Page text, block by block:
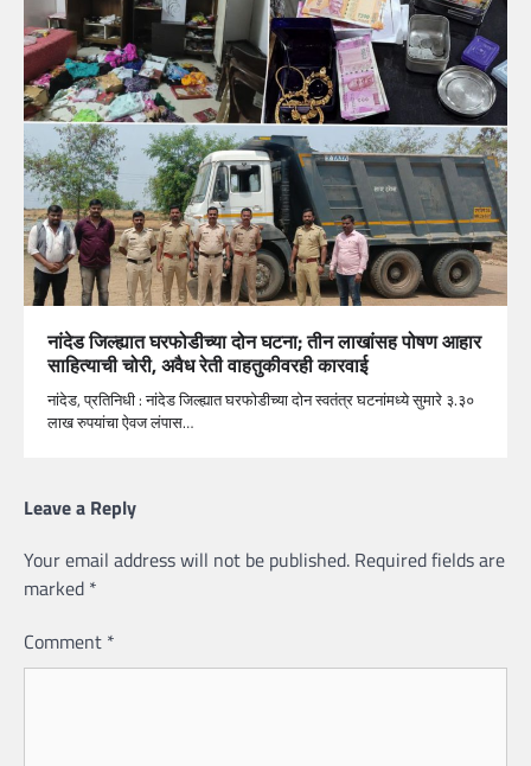
नांदेड जिल्ह्यात घरफोडीच्या दोन घटना; तीन लाखांसह पोषण आहार
साहित्याची चोरी, अवैध रेती वाहतुकीवरही कारवाई
नांदेड, प्रतिनिधी : नांदेड जिल्ह्यात घरफोडीच्या दोन स्वतंत्र घटनांमध्ये सुमारे ३.३०
लाख रुपयांचा ऐवज लंपास…
Leave a Reply
Your email address will not be published. Required fields are
marked *
Comment *